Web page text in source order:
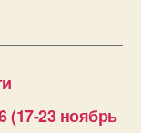
23 ноябрь